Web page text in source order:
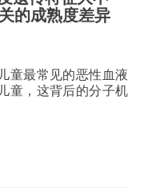
的成熟度差异
童最常见的恶性血液
童，这背后的分子机